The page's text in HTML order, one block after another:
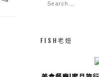
FISH老妞